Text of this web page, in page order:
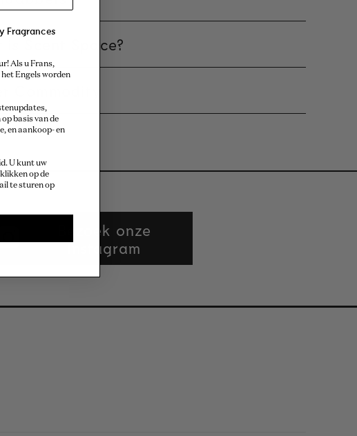
is Scent Space?
Bezoek onze
Instagram
Fragrances
Als u Frans,
Engels worden
basis van de
en aankoop- en
. U kunt uw
op de
te sturen op